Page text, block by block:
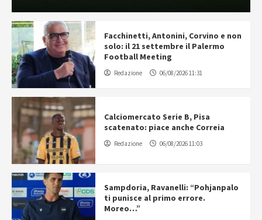
Facchinetti, Antonini, Corvino e non
solo: il 21 settembre il Palermo
Football Meeting
Redazione 06/08/2026 11:31
Calciomercato Serie B, Pisa
scatenato: piace anche Correia
Redazione 06/08/2026 11:03
Sampdoria, Ravanelli: “Pohjanpalo
ti punisce al primo errore.
Moreo…”